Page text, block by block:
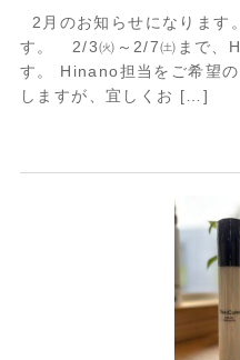
2月のお知らせになります
す。 2/3㈫～2/7㈯まで、
す。 Hinano担当をご希望
しますが、宜しくお […]